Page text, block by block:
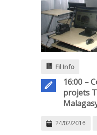
Fil Info
16:00 –
projets
24/02/2016